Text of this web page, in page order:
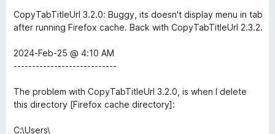
CopyTabTitleUrl 3.2.0: Buggy, its doesn't display menu in tab
after running Firefox cache. Back with CopyTabTitleUrl 2.3.2.
2024-Feb-25 @ 4:10 AM
----------------------------
The problem with CopyTabTitleUrl 3.2.0, is when I delete
this directory [Firefox cache directory]:
C:\Users\